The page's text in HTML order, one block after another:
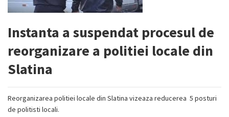
Instanta a suspendat procesul de
reorganizare a politiei locale din
Slatina
Reorganizarea politiei locale din Slatina vizeaza reducerea 5 posturi
de politisti locali.